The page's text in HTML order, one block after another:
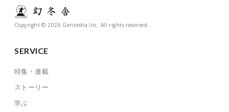
Copyright © 2026 Gentosha Inc. All rights reserved.
SERVICE
特集・連載
ストーリー
学ぶ